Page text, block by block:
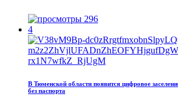
296
4
В Тюменской области появится цифровое
без паспорта